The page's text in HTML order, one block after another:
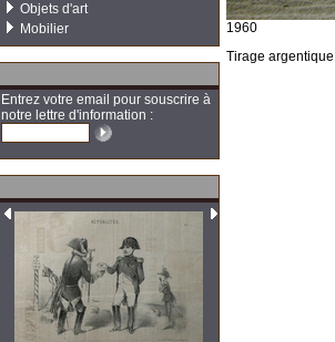
Objets d'art
Mobilier
Entrez votre email pour souscrire à
notre lettre d'information :
1960
Tirage